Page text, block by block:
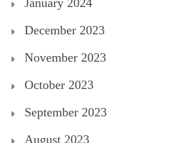
December 2023
November 2023
October 2023
September 2023
August 2023